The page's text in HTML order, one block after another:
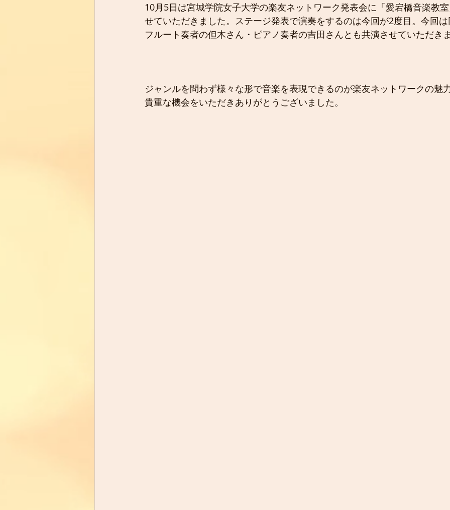
10月5日は宮城学院女子大学の楽友ネットワーク発表会に「愛宕橋音楽教
せていただきました。ステージ発表で演奏をするのは今回が2度目。今回
フルート奏者の但木さん・ピアノ奏者の吉田さんとも共演させていただき
ジャンルを問わず様々な形で音楽を表現できるのが楽友ネットワークの魅
貴重な機会をいただきありがとうございました。